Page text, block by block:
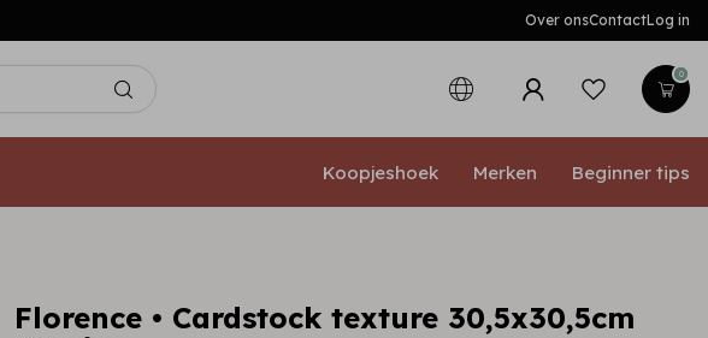
Over onsContactLog in
0
Koopjeshoek Merken Beginner tips
Florence • Cardstock texture 30,5x30,5cm